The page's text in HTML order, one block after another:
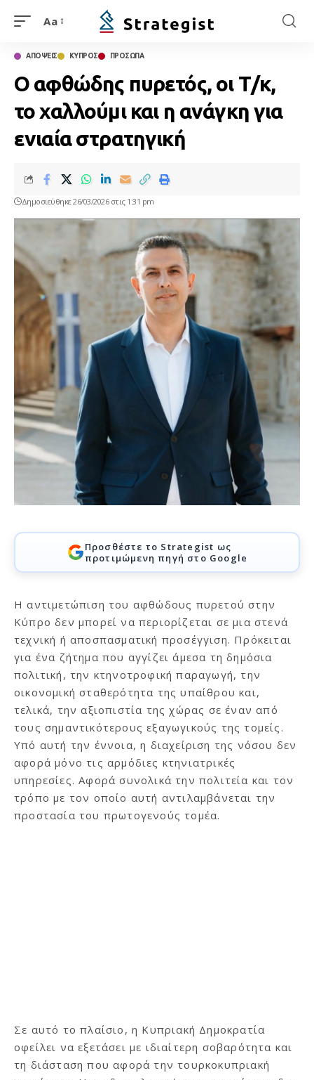
Aa
ΑΠΟΨΕΙΣ ΚΥΠΡΟΣ ΠΡΟΣΩΠΑ
Ο αφθώδης πυρετός, οι Τ/κ,
το χαλλούμι και η ανάγκη για
ενιαία στρατηγική
Δημοσιεύθηκε 26/03/2026 στις 1:31 pm
Προσθέστε το Strategist ως
προτιμώμενη πηγή στο Google
Η αντιμετώπιση του αφθώδους πυρετού στην
Κύπρο δεν μπορεί να περιορίζεται σε μια στενά
τεχνική ή αποσπασματική προσέγγιση. Πρόκειται
για ένα ζήτημα που αγγίζει άμεσα τη δημόσια
πολιτική, την κτηνοτροφική παραγωγή, την
οικονομική σταθερότητα της υπαίθρου και,
τελικά, την αξιοπιστία της χώρας σε έναν από
τους σημαντικότερους εξαγωγικούς της τομείς.
Υπό αυτή την έννοια, η διαχείριση της νόσου δεν
αφορά μόνο τις αρμόδιες κτηνιατρικές
υπηρεσίες. Αφορά συνολικά την πολιτεία και τον
τρόπο με τον οποίο αυτή αντιλαμβάνεται την
προστασία του πρωτογενούς τομέα.
Σε αυτό το πλαίσιο, η Κυπριακή Δημοκρατία
οφείλει να εξετάσει με ιδιαίτερη σοβαρότητα και
τη διάσταση που αφορά την τουρκοκυπριακή